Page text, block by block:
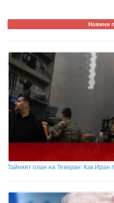
Новини
Тайният план на Техеран: Как Иран